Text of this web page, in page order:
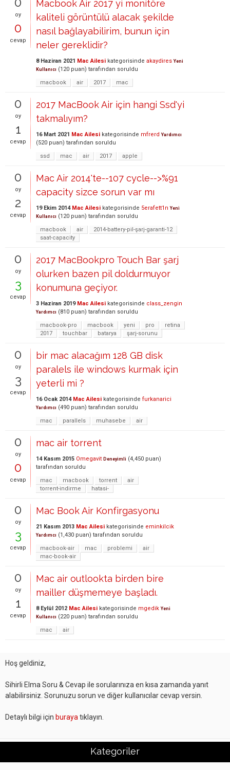
oy
0
cevap
Macbook Air 2017 yi monitöre
kaliteli görüntülü alacak şekilde
nasıl bağlayabilirim, bunun için
neler gereklidir?
8 Haziran 2021 Mac Ailesi kategorisinde akaydires Yeni
Kullanıcı (120 puan) tarafından soruldu
macbook
air 2017 mac
0
oy
1
cevap
2017 MacBook Air için hangi Ssd'yi
takmalıyım?
16 Mart 2021 Mac Ailesi kategorisinde mfrerd Yardımcı
(520 puan) tarafından soruldu
ssd
mac air 2017 apple
0
oy
2
cevap
Mac Air 2014'te--107 cycle-->%91
capacity sizce sorun var mı
19 Ekim 2014 Mac Ailesi kategorisinde 5erafett1n Yeni
Kullanıcı (120 puan) tarafından soruldu
macbook
air
2014-battery-pil-şarj-garanti-12
saat-capacity
0
oy
3
cevap
2017 MacBookpro Touch Bar şarj
olurken bazen pil doldurmuyor
konumuna geçiyor.
3 Haziran 2019 Mac Ailesi kategorisinde class_zengin
Yardımcı (810 puan) tarafından soruldu
macbook-pro
macbook yeni pro
retina
2017
touchbar batarya şarj-sorunu
0
oy
3
cevap
bir mac alacağım 128 GB disk
paralels ile windows kurmak için
yeterli mi ?
16 Ocak 2014 Mac Ailesi kategorisinde furkanarici
Yardımcı (490 puan) tarafından soruldu
mac
parallels muhasebe air
0
oy
0
cevap
mac air torrent
14 Kasım 2015 Omegavit Deneyimli (4,450 puan)
tarafından soruldu
mac
macbook torrent
air
torrent-indirme
hatasi-
0
oy
3
cevap
Mac Book Air Konfirgasyonu
21 Kasım 2013 Mac Ailesi kategorisinde eminkilcik
Yardımcı (1,430 puan) tarafından soruldu
macbook-air
mac problemi
air
mac-book-air
0
oy
1
cevap
Mac air outlookta birden bire
mailler düşmemeye başladı.
8 Eylül 2012 Mac Ailesi kategorisinde mgedik Yeni
Kullanıcı (220 puan) tarafından soruldu
mac
air
Hoş geldiniz,
Sihirli Elma Soru & Cevap ile sorularınıza en kısa zamanda yanıt
alabilirsiniz. Sorunuzu sorun ve diğer kullanıcılar cevap versin.
Detaylı bilgi için buraya tıklayın.
Kategoriler